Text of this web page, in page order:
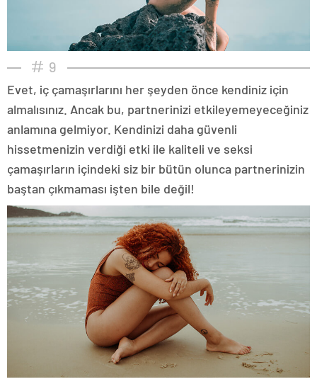
9
Evet, iç çamaşırlarını her şeyden önce kendiniz için
almalısınız. Ancak bu, partnerinizi etkileyemeyeceğiniz
anlamına gelmiyor. Kendinizi daha güvenli
hissetmenizin verdiği etki ile kaliteli ve seksi
çamaşırların içindeki siz bir bütün olunca partnerinizin
baştan çıkmaması işten bile değil!